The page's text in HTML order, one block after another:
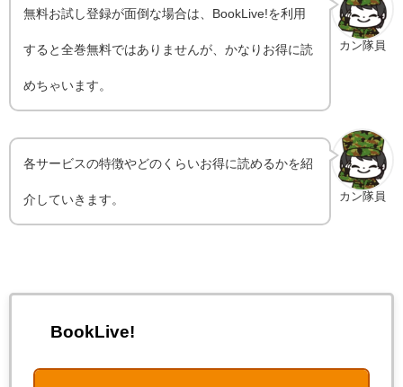
カン隊員
無料お試し登録が面倒な場合は、BookLive!を利用
すると全巻無料ではありませんが、かなりお得に読
めちゃいます。
カン隊員
各サービスの特徴やどのくらいお得に読めるかを紹
介していきます。
BookLive!